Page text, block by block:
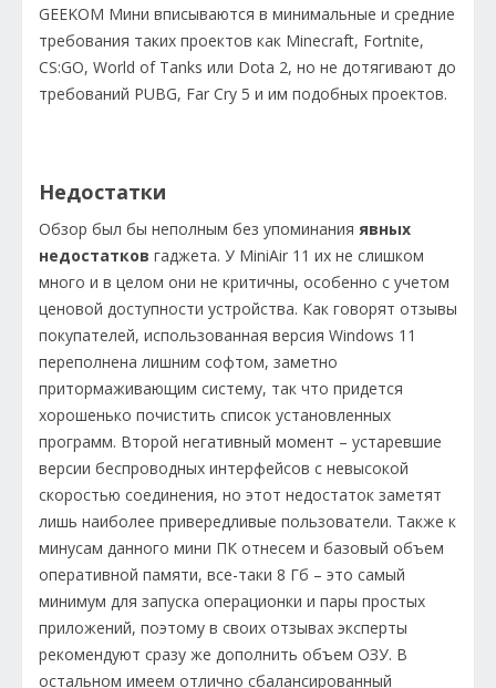
GEEKOM Мини вписываются в минимальные и средние
требования таких проектов как Minecraft, Fortnite,
CS:GO, World of Tanks или Dota 2, но не дотягивают до
требований PUBG, Far Cry 5 и им подобных проектов.
Недостатки
Обзор был бы неполным без упоминания явных
недостатков гаджета. У MiniAir 11 их не слишком
много и в целом они не критичны, особенно с учетом
ценовой доступности устройства. Как говорят отзывы
покупателей, использованная версия Windows 11
переполнена лишним софтом, заметно
притормаживающим систему, так что придется
хорошенько почистить список установленных
программ. Второй негативный момент – устаревшие
версии беспроводных интерфейсов с невысокой
скоростью соединения, но этот недостаток заметят
лишь наиболее привередливые пользователи. Также к
минусам данного мини ПК отнесем и базовый объем
оперативной памяти, все-таки 8 Гб – это самый
минимум для запуска операционки и пары простых
приложений, поэтому в своих отзывах эксперты
рекомендуют сразу же дополнить объем ОЗУ. В
остальном имеем отлично сбалансированный